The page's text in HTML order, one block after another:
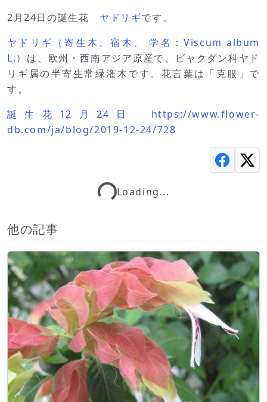
2月24日の誕生花 ヤドリギです。
ヤドリギ（寄生木、宿木、 学名：Viscum album
L.） は、欧州・西南アジア原産で、ビャクダン科ヤド
リギ属の半寄生常緑潅木です。花言葉は「克服」で
す。
誕生花12月24日 https://www.flower-
db.com/ja/blog/2019-12-24/728
Loading...Loading...
他の記事